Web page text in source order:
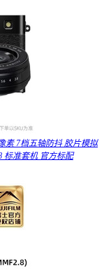
素 7档五轴防抖 胶片模拟
标准套机 官方标配